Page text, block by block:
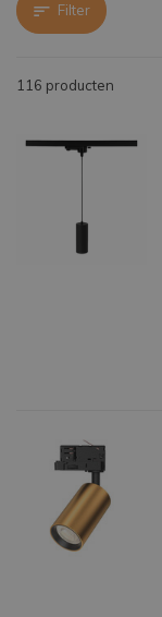
Filter
116 producten